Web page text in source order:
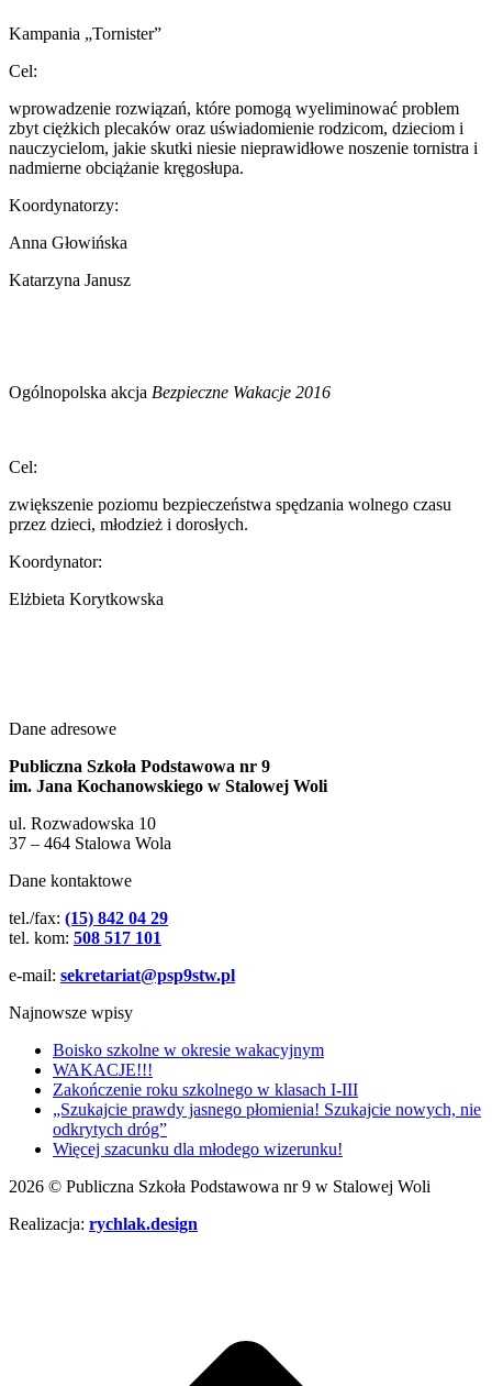
Kampania „Tornister”
Cel:
wprowadzenie rozwiązań, które pomogą wyeliminować problem
zbyt ciężkich plecaków oraz uświadomienie rodzicom, dzieciom i
nauczycielom, jakie skutki niesie nieprawidłowe noszenie tornistra i
nadmierne obciążanie kręgosłupa.
Koordynatorzy:
Anna Głowińska
Katarzyna Janusz
Ogólnopolska akcja Bezpieczne Wakacje 2016
Cel:
zwiększenie poziomu bezpieczeństwa spędzania wolnego czasu
przez dzieci, młodzież i dorosłych.
Koordynator:
Elżbieta Korytkowska
Dane adresowe
Publiczna Szkoła Podstawowa nr 9
im. Jana Kochanowskiego w Stalowej Woli
ul. Rozwadowska 10
37 – 464 Stalowa Wola
Dane kontaktowe
tel./fax: (15) 842 04 29
tel. kom: 508 517 101
e-mail: sekretariat@psp9stw.pl
Najnowsze wpisy
Boisko szkolne w okresie wakacyjnym
WAKACJE!!!
Zakończenie roku szkolnego w klasach I-III
„Szukajcie prawdy jasnego płomienia! Szukajcie nowych, nie
odkrytych dróg”
Więcej szacunku dla młodego wizerunku!
2026 © Publiczna Szkoła Podstawowa nr 9 w Stalowej Woli
Realizacja: rychlak.design